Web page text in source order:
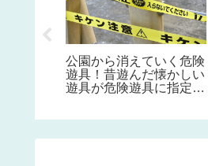
公園から消えていく危険
遊具！昔遊んだ懐かしい
遊具が危険遊具に指定さ